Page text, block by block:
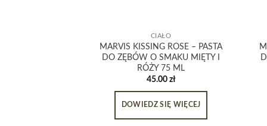
CIAŁO
MARVIS KISSING ROSE – PASTA
DO ZĘBÓW O SMAKU MIĘTY I
RÓŻY 75 ML
45.00 zł
DOWIEDZ SIĘ WIĘCEJ